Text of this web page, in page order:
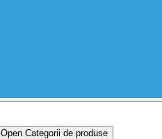
Open Categorii de produse